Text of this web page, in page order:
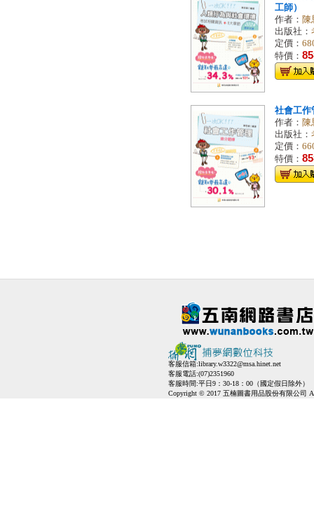
工師）
作者： 陳
出版社：
定價：
特價： 85
社會工作
作者： 陳
出版社：
定價：
特價： 85
客服信箱:library.w3322@msa.hinet.net
客服電話:(07)2351960
客服時間:平日9：30-18：00（國定假日除外）
Copyright © 2017 五楠圖書用品股份有限公司